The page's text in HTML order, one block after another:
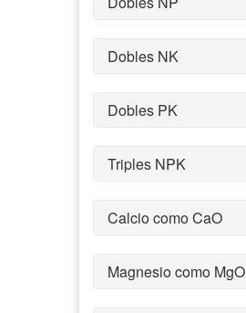
Dobles NK
Dobles PK
Triples NPK
Calcio como CaO
Magnesio como MgO